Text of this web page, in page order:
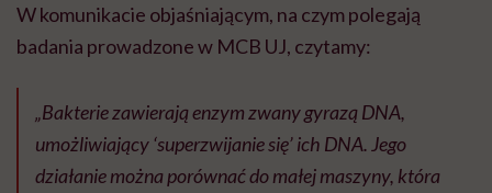
W komunikacie objaśniającym, na czym polegają
badania prowadzone w MCB UJ, czytamy:
„Bakterie zawierają enzym zwany gyrazą DNA,
umożliwiający ‘superzwijanie się’ ich DNA. Jego
działanie można porównać do małej maszyny, która